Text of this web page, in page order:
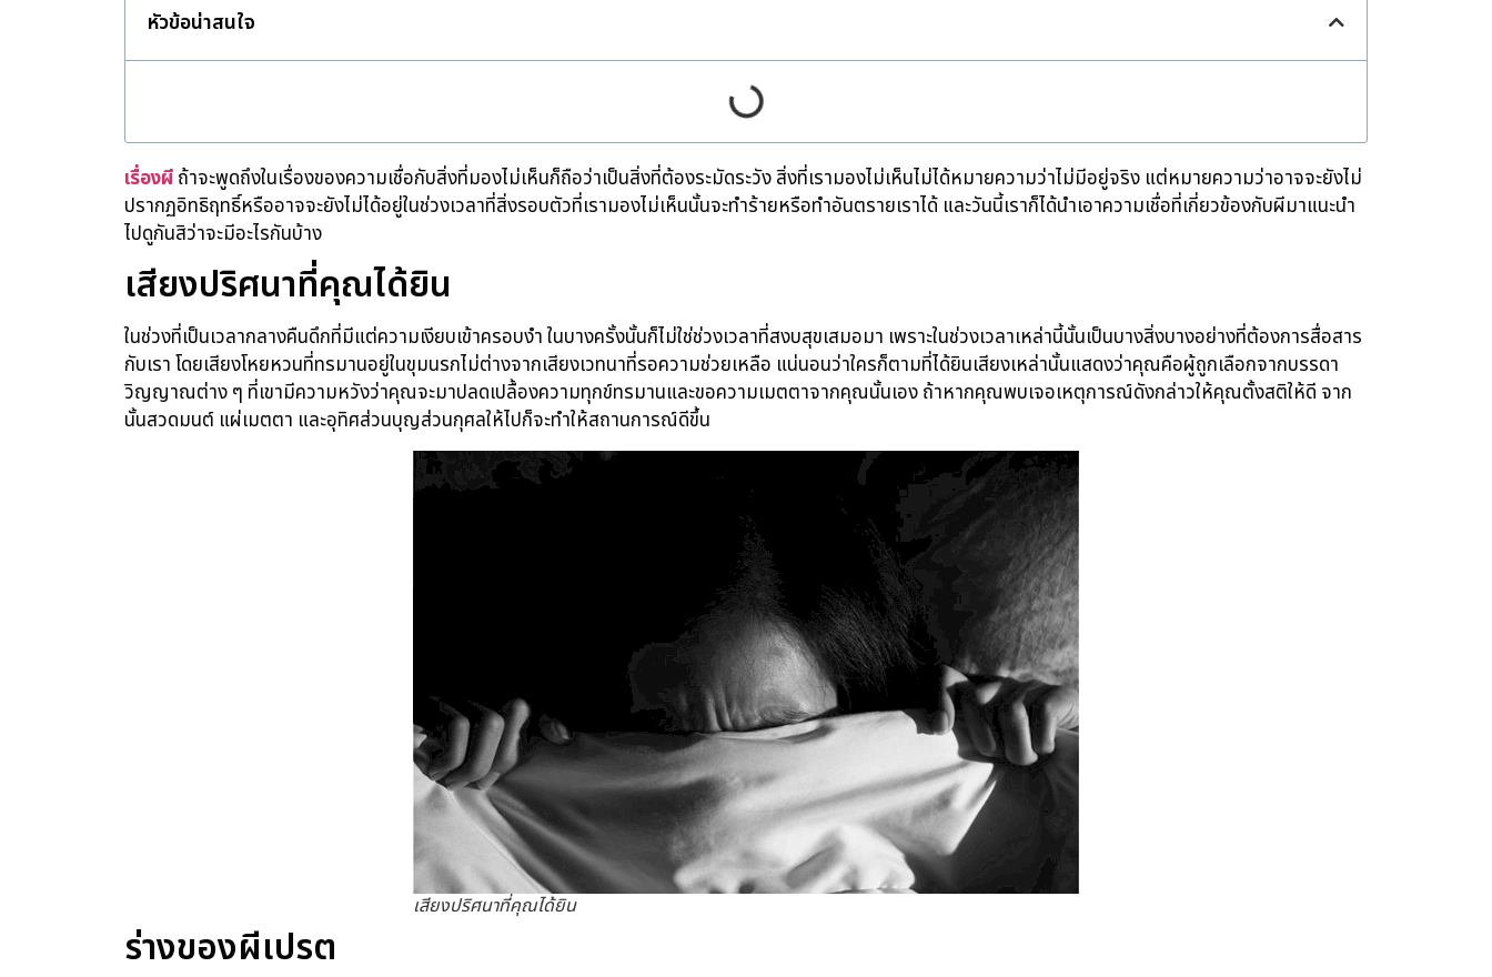
หัวข้อน่าสนใจ
เรื่องผีถ้าจะพูดถึงในเรื่องของความเชื่อกับสิ่งที่มองไม่เห็นก็ถือว่าเป็นสิ่งที่ต้องระมัดระวัง สิ่งที่เรามองไม่เห็นไม่ได้หมายความว่าไม่มีอยู่จริง แต่หมายความว่าอาจจะยังไม่
ปรากฏอิทธิฤทธิ์หรืออาจจะยังไม่ได้อยู่ในช่วงเวลาที่สิ่งรอบตัวที่เรามองไม่เห็นนั้นจะทำร้ายหรือทำอันตรายเราได้ และวันนี้เราก็ได้นำเอาความเชื่อที่เกี่ยวข้องกับผีมาแนะนำ
ไปดูกันสิว่าจะมีอะไรกันบ้าง
เสียงปริศนาที่คุณได้ยิน
ในช่วงที่เป็นเวลากลางคืนดึกที่มีแต่ความเงียบเข้าครอบงำ ในบางครั้งนั้นก็ไม่ใช่ช่วงเวลาที่สงบสุขเสมอมา เพราะในช่วงเวลาเหล่านี้นั้นเป็นบางสิ่งบางอย่างที่ต้องการสื่อสาร
กับเรา โดยเสียงโหยหวนที่ทรมานอยู่ในขุมนรกไม่ต่างจากเสียงเวทนาที่รอความช่วยเหลือ แน่นอนว่าใครก็ตามที่ได้ยินเสียงเหล่านั้นแสดงว่าคุณคือผู้ถูกเลือกจากบรรดา
วิญญาณต่าง ๆ ที่เขามีความหวังว่าคุณจะมาปลดเปลื้องความทุกข์ทรมานและขอความเมตตาจากคุณนั้นเอง ถ้าหากคุณพบเจอเหตุการณ์ดังกล่าวให้คุณตั้งสติให้ดี จาก
นั้นสวดมนต์ แผ่เมตตา และอุทิศส่วนบุญส่วนกุศลให้ไปก็จะทำให้สถานการณ์ดีขึ้น
เสียงปริศนาที่คุณได้ยิน
ร่างของผีเปรต